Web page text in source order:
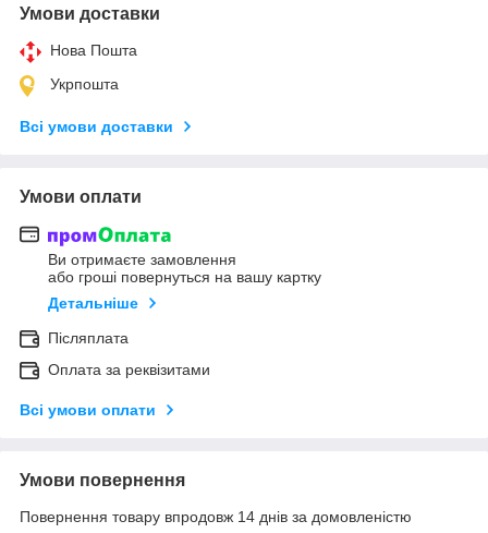
Умови доставки
Нова Пошта
Укрпошта
Всі умови доставки
Умови оплати
Ви отримаєте замовлення
або гроші повернуться на вашу картку
Детальніше
Післяплата
Оплата за реквізитами
Всі умови оплати
Умови повернення
Повернення товару впродовж 14 днів за домовленістю